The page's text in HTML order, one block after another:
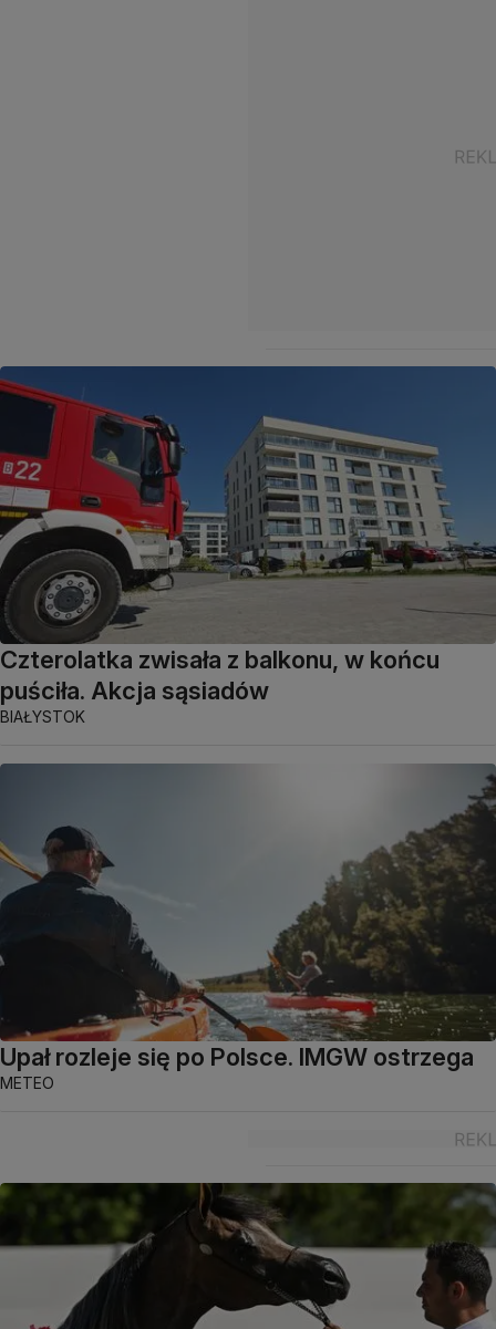
Czterolatka zwisała z balkonu, w końcu
puściła. Akcja sąsiadów
BIAŁYSTOK
Upał rozleje się po Polsce. IMGW ostrzega
METEO